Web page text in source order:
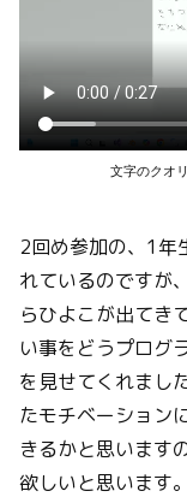
文字のクオ
2回め参加の、1年
れているのですが
らひよこが出てき
い事をどうプログ
を見せてくれまし
たモチベーション
きるかと思います
欲しいと思います。